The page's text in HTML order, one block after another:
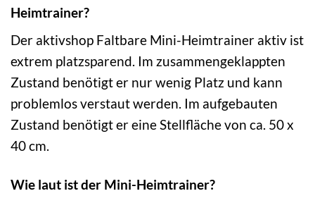
Heimtrainer?
Der aktivshop Faltbare Mini-Heimtrainer aktiv ist
extrem platzsparend. Im zusammengeklappten
Zustand benötigt er nur wenig Platz und kann
problemlos verstaut werden. Im aufgebauten
Zustand benötigt er eine Stellfläche von ca. 50 x
40 cm.
Wie laut ist der Mini-Heimtrainer?